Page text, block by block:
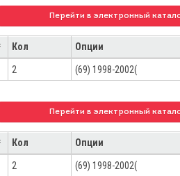
Перейти в электронный
Кол Опции
2 (69) 1998-2002(
Перейти в электронный
Кол Опции
2 (69) 1998-2002(